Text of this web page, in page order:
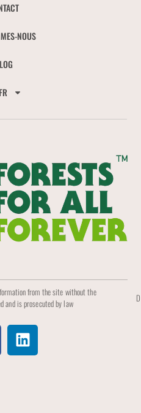
NOUS
from the site without the
and is prosecuted by law